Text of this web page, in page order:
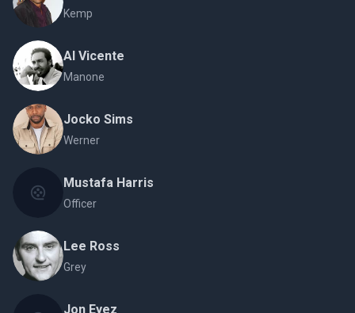
Kemp
Al Vicente
Manone
Jocko Sims
Werner
Mustafa Harris
Officer
Lee Ross
Grey
Jon Eyez